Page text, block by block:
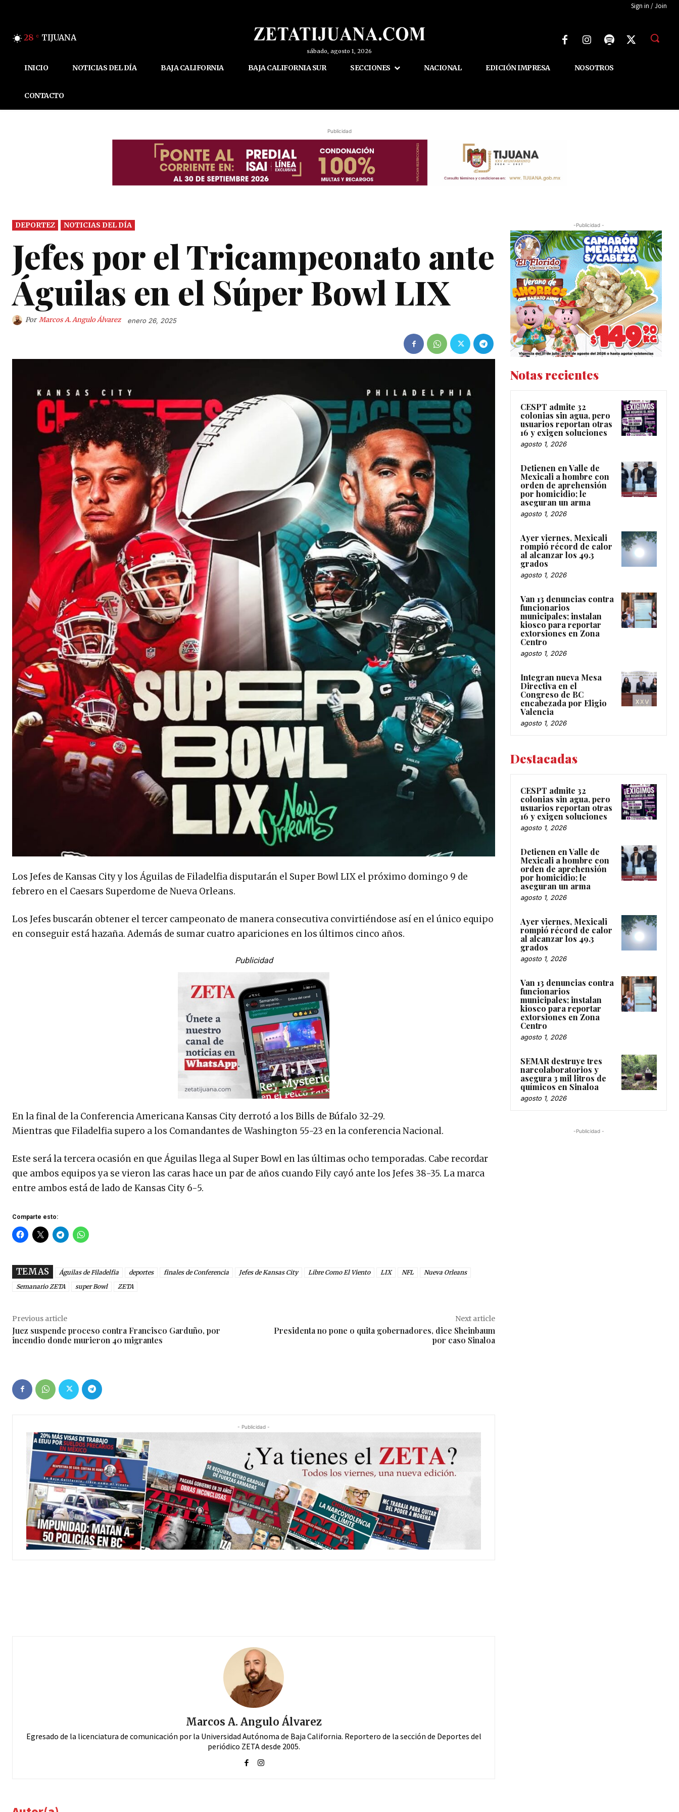
Sign in / Join
28 C TIJUANA
sábado, agosto 1, 2026
INICIO NOTICIAS DEL DÍA BAJA CALIFORNIA BAJA CALIFORNIA SUR SECCIONES NACIONAL EDICIÓN IMPRESA NOSOTROS
CONTACTO
Publicidad
DEPORTEZ NOTICIAS DEL DÍA
Jefes por el Tricampeonato ante
Águilas en el Súper Bowl LIX
Por Marcos A. Angulo Álvarez enero 26, 2025
Los Jefes de Kansas City y los Águilas de Filadelfia disputarán el Super Bowl LIX el próximo domingo 9 de
febrero en el Caesars Superdome de Nueva Orleans.
Los Jefes buscarán obtener el tercer campeonato de manera consecutiva convirtiéndose así en el único equipo
en conseguir está hazaña. Además de sumar cuatro apariciones en los últimos cinco años.
Publicidad
En la final de la Conferencia Americana Kansas City derrotó a los Bills de Búfalo 32-29.
Mientras que Filadelfia supero a los Comandantes de Washington 55-23 en la conferencia Nacional.
Este será la tercera ocasión en que Águilas llega al Super Bowl en las últimas ocho temporadas. Cabe recordar
que ambos equipos ya se vieron las caras hace un par de años cuando Fily cayó ante los Jefes 38-35. La marca
entre ambos está de lado de Kansas City 6-5.
Comparte esto:
TEMAS Águilas de Filadelfia deportes finales de Conferencia Jefes de Kansas City Libre Como El Viento LIX NFL
Nueva Orleans
Semanario ZETA
super Bowl ZETA
Previous article
Juez suspende proceso contra Francisco Garduño, por
incendio donde murieron 40 migrantes
Next article
Presidenta no pone o quita gobernadores, dice Sheinbaum
por caso Sinaloa
- Publicidad -
Marcos A. Angulo Álvarez
Egresado de la licenciatura de comunicación por la Universidad Autónoma de Baja California. Reportero de la sección de Deportes del
periódico ZETA desde 2005.
-Publicidad -
Notas recientes
CESPT admite 32
colonias sin agua, pero
usuarios reportan otras
16 y exigen soluciones
agosto 1, 2026
Detienen en Valle de
Mexicali a hombre con
orden de aprehensión
por homicidio; le
aseguran un arma
agosto 1, 2026
Ayer viernes, Mexicali
rompió récord de calor
al alcanzar los 49.3
grados
agosto 1, 2026
Van 13 denuncias contra
funcionarios
municipales; instalan
kiosco para reportar
extorsiones en Zona
Centro
agosto 1, 2026
Integran nueva Mesa
Directiva en el
Congreso de BC
encabezada por Eligio
Valencia
agosto 1, 2026
Destacadas
CESPT admite 32
colonias sin agua, pero
usuarios reportan otras
16 y exigen soluciones
agosto 1, 2026
Detienen en Valle de
Mexicali a hombre con
orden de aprehensión
por homicidio; le
aseguran un arma
agosto 1, 2026
Ayer viernes, Mexicali
rompió récord de calor
al alcanzar los 49.3
grados
agosto 1, 2026
Van 13 denuncias contra
funcionarios
municipales; instalan
kiosco para reportar
extorsiones en Zona
Centro
agosto 1, 2026
SEMAR destruye tres
narcolaboratorios y
asegura 3 mil litros de
químicos en Sinaloa
agosto 1, 2026
-Publicidad -